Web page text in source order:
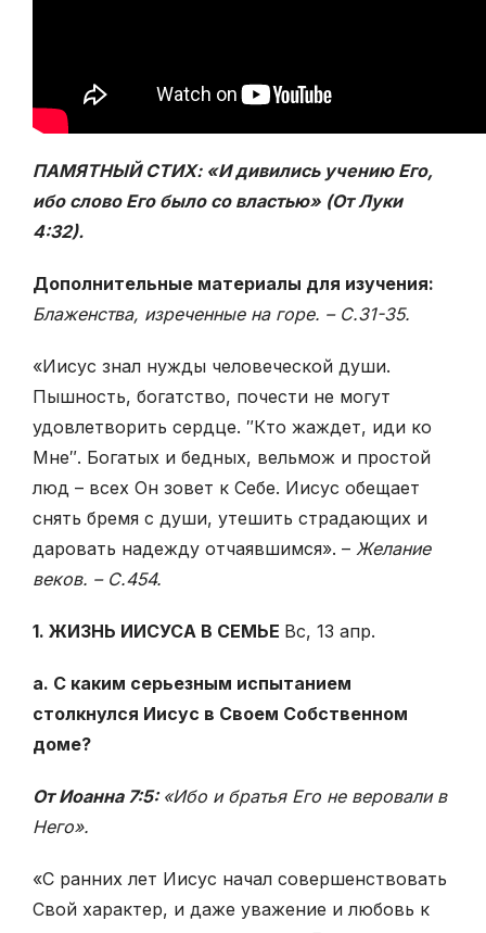
ПАМЯТНЫЙ СТИХ: «И дивились учению Его,
ибо слово Его было со властью» (От Луки
4:32).
Дополнительные материалы для изучения:
Блаженства, изреченные на горе. – С.31-35.
«Иисус знал нужды человеческой души.
Пышность, богатство, почести не могут
удовлетворить сердце. ″Кто жаждет, иди ко
Мне″. Богатых и бедных, вельмож и простой
люд – всех Он зовет к Себе. Иисус обещает
снять бремя с души, утешить страдающих и
даровать надежду отчаявшимся». – Желание
веков. – С.454.
1. ЖИЗНЬ ИИСУСА В СЕМЬЕ Вс, 13 апр.
а. С каким серьезным испытанием
столкнулся Иисус в Своем Собственном
доме?
От Иоанна 7:5: «Ибо и братья Его не веровали в
Него».
«С ранних лет Иисус начал совершенствовать
Свой характер, и даже уважение и любовь к